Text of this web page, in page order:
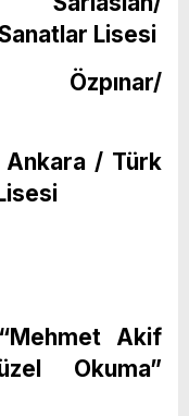
Lisesi
/ Türk
Akif
Okuma”